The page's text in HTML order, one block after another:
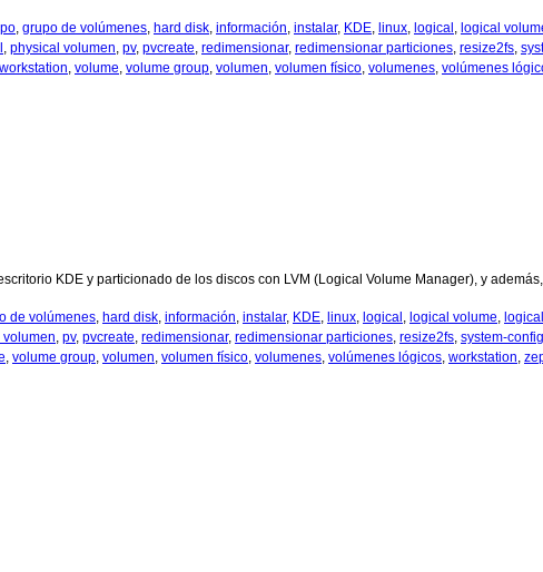
, grupo de volúmenes, hard disk, información, instalar, KDE, linux, logical , logical
, physical volumen, pv, pvcreate, redimensionar, redimensionar particiones, resize2fs,
, volume, volume group, volumen, volumen físico, volumenes, volúmenes
KDE y particionado de los discos con LVM (Logical Volume Manager), y
de volúmenes, hard disk, información, instalar, KDE, linux, logical , logical volume,
, pv, pvcreate, redimensionar, redimensionar particiones, resize2fs, system-
, volume group, volumen, volumen físico, volumenes, volúmenes lógicos, workstation,